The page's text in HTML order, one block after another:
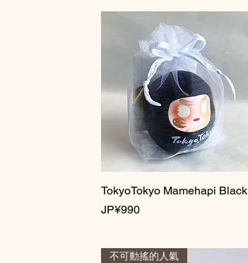
快速瀏覽
TokyoTokyo Mamehapi Black
價格
JP¥990
不可動搖的人氣